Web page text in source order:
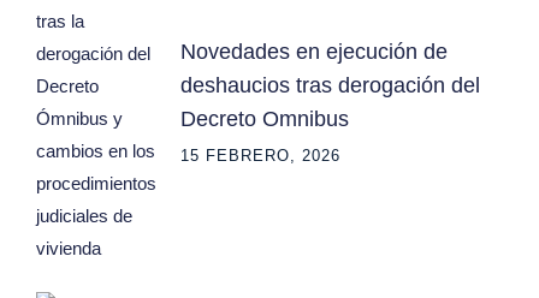
Novedades en ejecución de
deshaucios tras derogación del
Decreto Omnibus
15 FEBRERO, 2026